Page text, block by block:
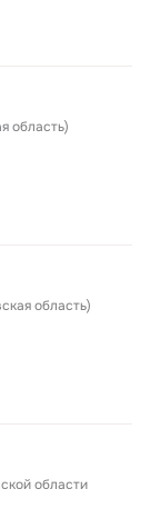
область)
область)
области